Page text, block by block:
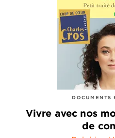
DOCUMENTS
Vivre avec nos
de